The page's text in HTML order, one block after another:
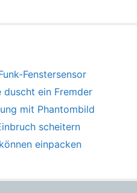
Fenstersensor
duscht ein Fremder
mit Phantombild
scheitern
einpacken